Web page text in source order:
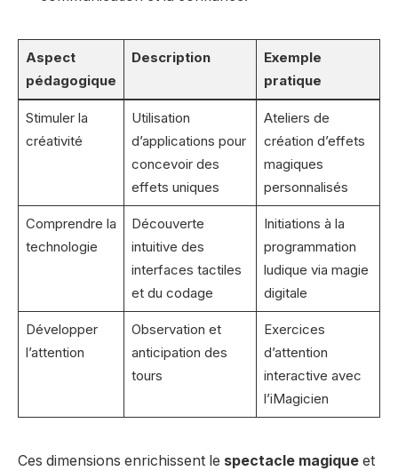
Aspect
pédagogique
Description
Exemple
pratique
Stimuler la
créativité
Utilisation
d’applications pour
concevoir des
effets uniques
Ateliers de
création d’effets
magiques
personnalisés
Comprendre la
technologie
Découverte
intuitive des
interfaces tactiles
et du codage
Initiations à la
programmation
ludique via magie
digitale
Développer
l’attention
Observation et
anticipation des
tours
Exercices
d’attention
interactive avec
l’iMagicien
Ces dimensions enrichissent le spectacle magique et